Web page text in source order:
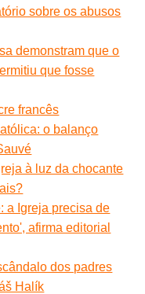
sobre os abusos
demonstram que o
que fosse
francês
o balanço
à luz da chocante
a Igreja precisa de
afirma editorial
dos padres
Halík